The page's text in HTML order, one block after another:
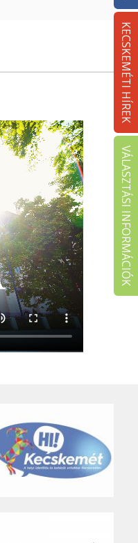
KECSKEMÉTI HÍREK
VÁLASZTÁSI INFORMÁCIÓK